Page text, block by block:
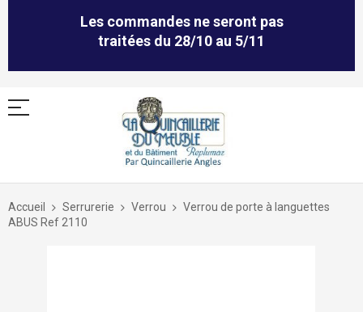
Les commandes ne seront pas
traitées du 28/10 au 5/11
Allez
contenu
Accueil Serrurerie Verrou
Verrou de porte à languettes
ABUS Ref 2110